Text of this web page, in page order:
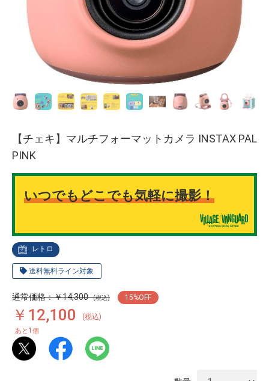
レトロ
送料無料ライン対象
【チェキ】マルチフォーマットカメラ INSTAX PAL
PINK
いつでもどこでも気軽に撮影！
通常価格：￥14,300 (税込) 15%OFF
￥12,100 (税込)
あと 1 個